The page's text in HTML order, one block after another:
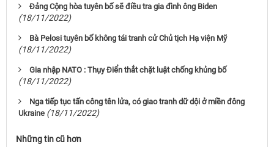
Đảng Cộng hòa tuyên bố sẽ điều tra gia đình ông Biden
(18/11/2022)
Bà Pelosi tuyên bố không tái tranh cử Chủ tịch Hạ viện Mỹ
(18/11/2022)
Gia nhập NATO : Thụy Điển thắt chặt luật chống khủng bố
(18/11/2022)
Nga tiếp tục tấn công tên lửa, có giao tranh dữ dội ở miền đông
Ukraine (18/11/2022)
Những tin cũ hơn